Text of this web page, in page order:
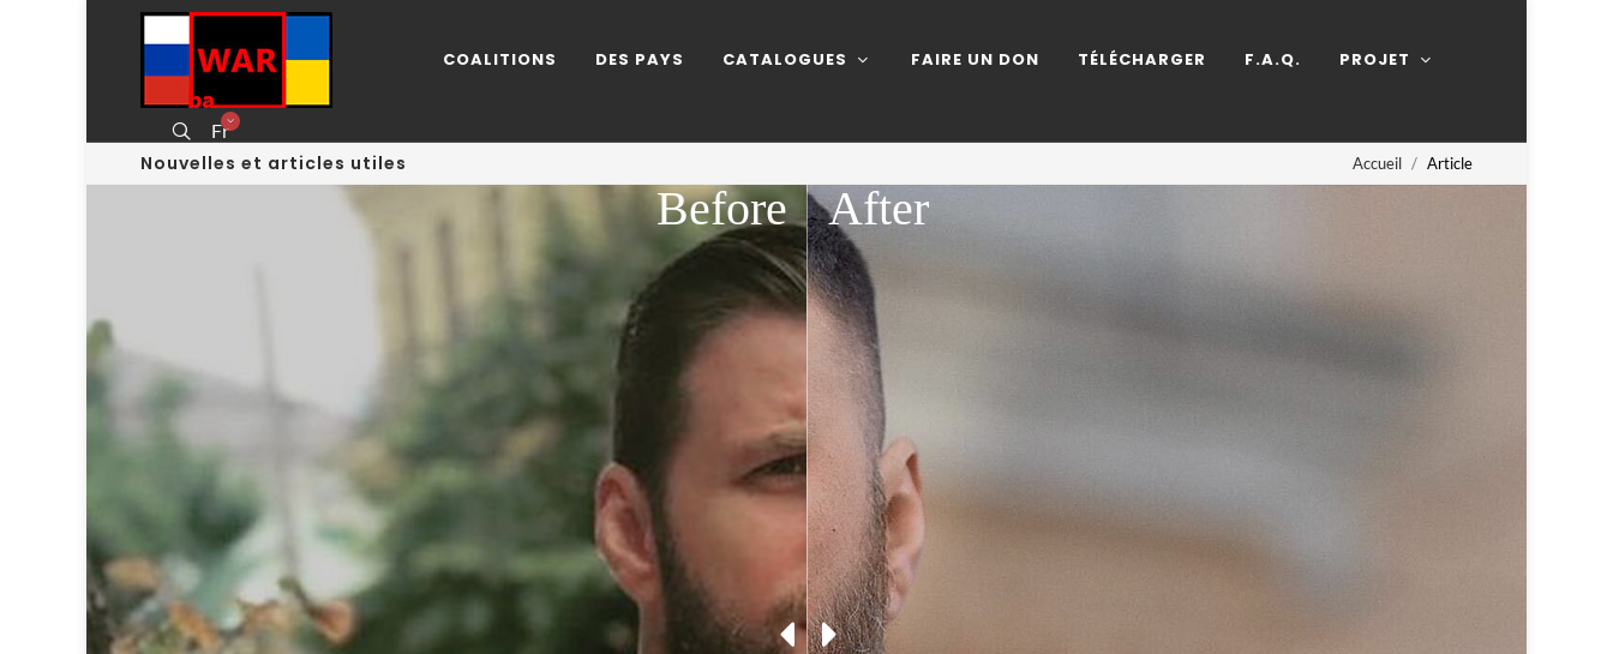
Fr
COALITIONS DES PAYS CATALOGUES FAIRE UN DON TÉLÉCHARGER F.A.Q. PROJET
Nouvelles et articles utiles Accueil Article
After
Before